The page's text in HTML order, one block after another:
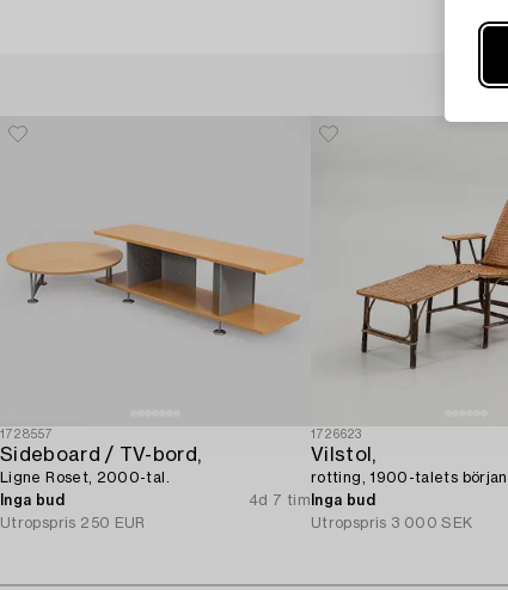
1728557
Sideboard / TV-bord,
Ligne Roset, 2000-tal.
Inga bud
4d 7 tim
Utropspris 250 EUR
1726623
Vilstol,
rotting, 1900-talets början.
Inga bud
Utropspris 3 000 SEK